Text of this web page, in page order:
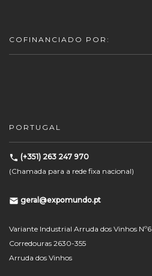
COFINANCIADO POR:
PORTUGAL
(+351) 263 247 970
(Chamada para a rede fixa nacional)
geral@expomundo.pt
Variante Industrial Arruda dos Vinhos Nº6
Corredouras 2630-355
Arruda dos Vinhos